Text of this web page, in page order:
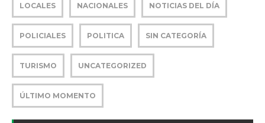
LOCALES NACIONALES NOTICIAS DEL DÍA
POLICIALES POLITICA SIN CATEGORÍA
TURISMO UNCATEGORIZED
ÚLTIMO MOMENTO